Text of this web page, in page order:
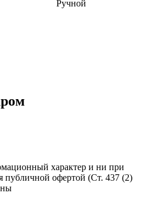
Ручной
характер и ни при
публичной офертой (Ст. 437 (2)